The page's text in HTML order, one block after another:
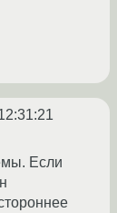
Если